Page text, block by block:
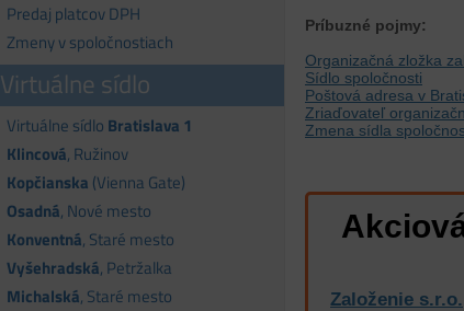
Predaj platcov DPH
Zmeny v spoločnostiach
Virtuálne sídlo
Virtuálne sídlo Bratislava 1
Klincová, Ružinov
Kopčianska (Vienna Gate)
Osadná, Nové mesto
Konventná, Staré mesto
Vyšehradská, Petržalka
Michalská, Staré mesto
Príbuzné pojmy:
Organizačná zložka
Sídlo spoločnosti
Poštová adresa v
Zriaďovateľ
Zmena sídla
Založenie s.r.o.